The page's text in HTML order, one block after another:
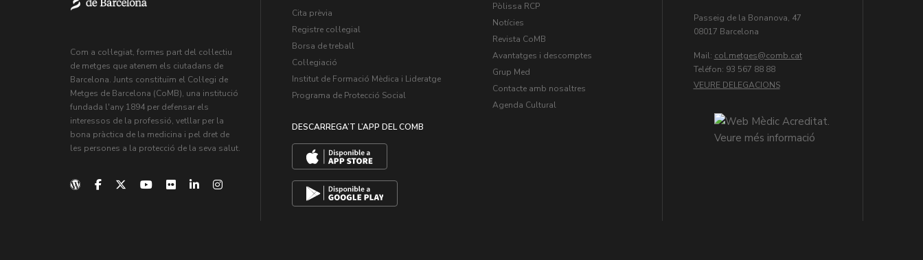
Com a col·legiat, formes part del col·lectiu
de metges que atenem els ciutadans de
Barcelona. Junts constituïm el Col·legi de
Metges de Barcelona (CoMB), una institució
fundada l'any 1894 per defensar els
interessos de la professió, vetllar per la
bona pràctica de la medicina i pel dret de
les persones a la protecció de la seva salut.
Cita prèvia
Registre col·legial
Borsa de treball
Col·legiació
Institut de Formació Mèdica i Lideratge
Programa de Protecció Social
DESCARREGA’T L’APP DEL COMB
Pòlissa RCP
Notícies
Revista CoMB
Avantatges i descomptes
Grup Med
Contacte amb nosaltres
Agenda Cultural
Passeig de la Bonanova, 47
08017 Barcelona
Mail: col.metges
Teléfon: 93 567 88 88
VEURE DELEGACIONS